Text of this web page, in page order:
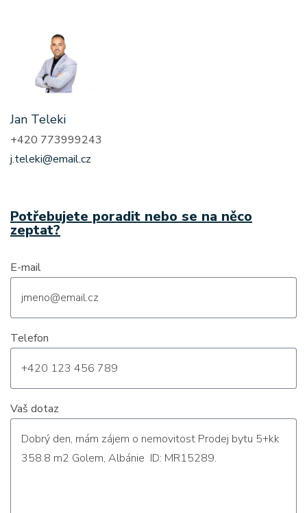
Jan Teleki
+420 773999243
j.teleki@email.cz
Potřebujete poradit nebo se na něco
zeptat?
E-mail
Telefon
Vaš dotaz